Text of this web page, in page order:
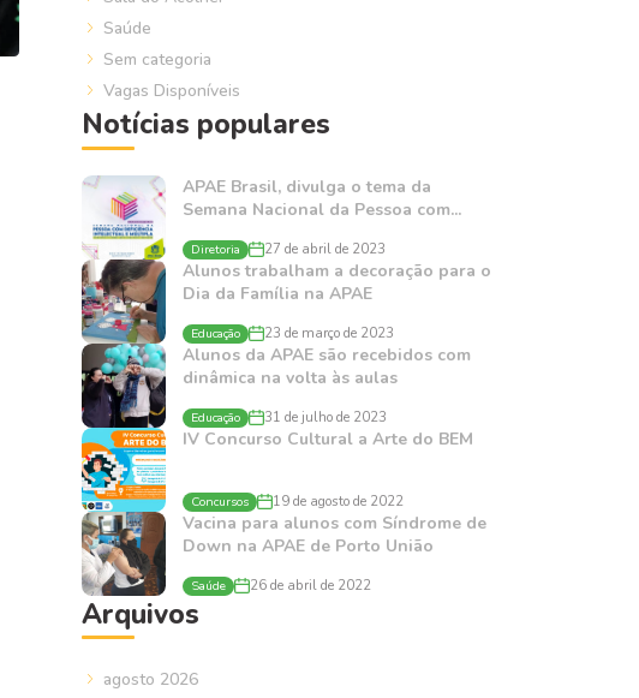
Saúde
Sem categoria
Vagas Disponíveis
Notícias populares
APAE Brasil, divulga o tema da
Semana Nacional da Pessoa com...
Diretoria 27 de abril de 2023
Alunos trabalham a decoração para o
Dia da Família na APAE
Educação 23 de março de 2023
Alunos da APAE são recebidos com
dinâmica na volta às aulas
Educação 31 de julho de 2023
IV Concurso Cultural a Arte do BEM
Concursos 19 de agosto de 2022
Vacina para alunos com Síndrome de
Down na APAE de Porto União
Saúde 26 de abril de 2022
Arquivos
agosto 2026